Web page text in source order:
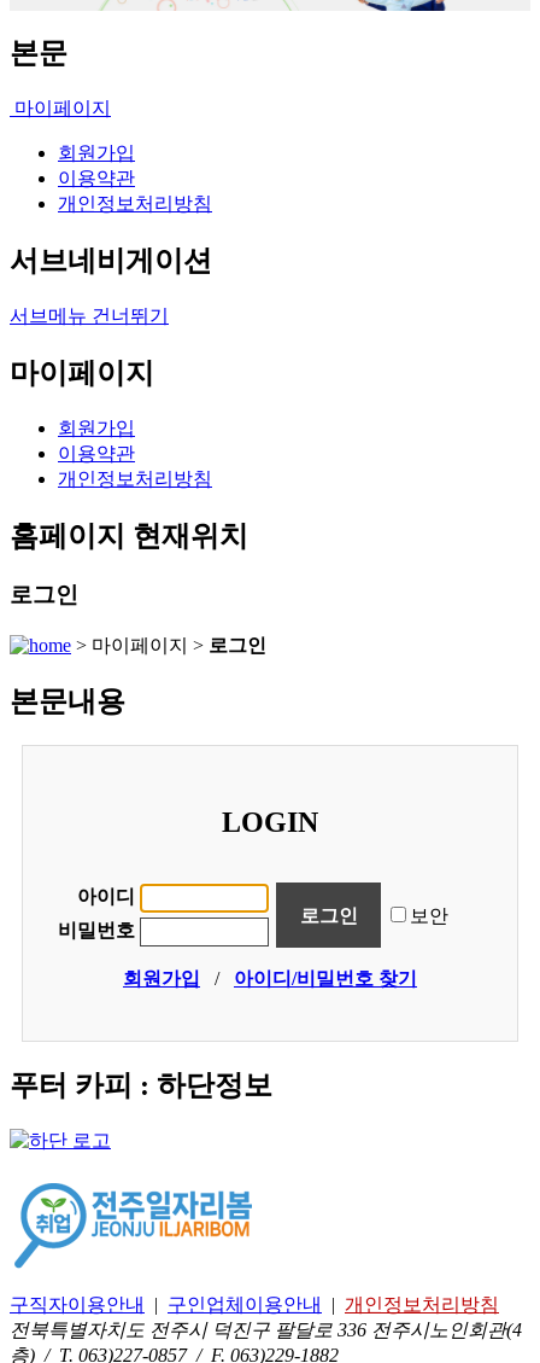
본문
마이페이지
회원가입
이용약관
개인정보처리방침
서브네비게이션
서브메뉴 건너뛰기
마이페이지
회원가입
이용약관
개인정보처리방침
홈페이지 현재위치
로그인
> 마이페이지 > 로그인
본문내용
LOGIN
아이디
비밀번호
보안
회원가입 / 아이디/비밀번호 찾기
푸터 카피 : 하단정보
구직자이용안내 | 구인업체이용안내 | 개인정보처리방침
전북특별자치도 전주시 덕진구 팔달로 336 전주시노인회관(4
층) / T. 063)227-0857 / F. 063)229-1882